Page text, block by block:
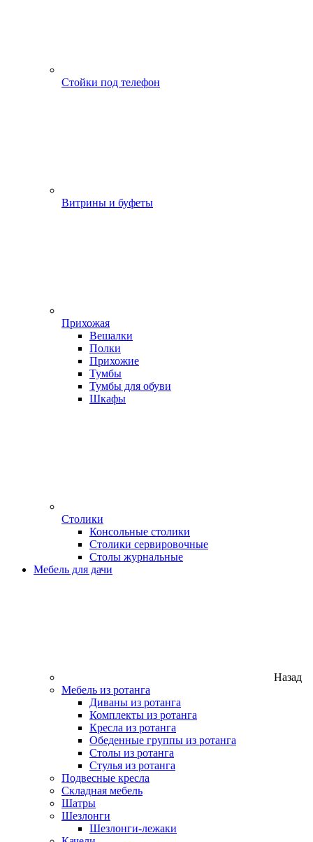
Стойки под телефон
Витрины и буфеты
Прихожая
Вешалки
Полки
Прихожие
Тумбы
Тумбы для обуви
Шкафы
Столики
Консольные столики
Столики сервировочные
Столы журнальные
Мебель для дачи
Назад
Мебель из ротанга
Диваны из ротанга
Комплекты из ротанга
Кресла из ротанга
Обеденные группы из ротанга
Столы из ротанга
Стулья из ротанга
Подвесные кресла
Складная мебель
Шатры
Шезлонги
Шезлонги-лежаки